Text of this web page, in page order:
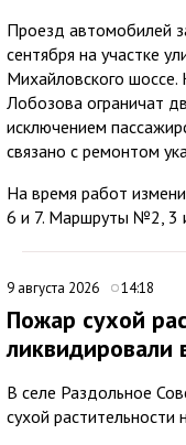
Проезд автомобилей
сентября на участке
Михайловского шоссе.
Лобозова ограничат
исключением
связано с ремонтом
На время работ
6 и 7. Маршруты №2, 3
9 августа 2026 14:18
Пожар сухой
ликвидировали
В селе Раздольное
сухой